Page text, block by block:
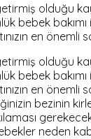
olduğu
en önemli
olduğu
en
bezinin
neden